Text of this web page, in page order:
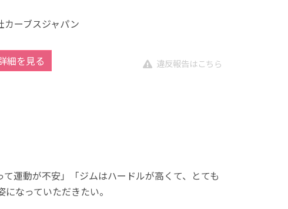
カーブスジャパン
細を見る 違反報告はこちら
運動が不安」「ジムはハードルが高くて、とても
なっていただきたい。